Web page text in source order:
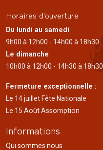
Horaires d'ouverture
Du lundi au samedi
9h00 à 12h00 - 14h00 à 18h30
Le dimanche
10h00 à 12h00 - 14h30 à 18h30
Fermeture exceptionnelle :
Le 14 juillet Fête Nationale
Le 15 Août Assomption
Informations
Qui sommes nous